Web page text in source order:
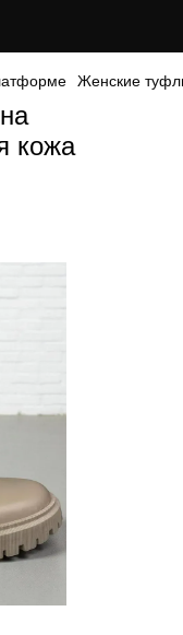
Женские
кожа